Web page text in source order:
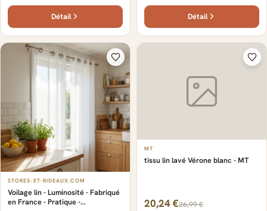
Détail Détail
STORES-ET-RIDEAUX.COM
Voilage lin - Luminosité - Fabriqué
en France - Pratique -
MT
tissu lin lavé Vérone blanc - MT
20,24 €26,99 €